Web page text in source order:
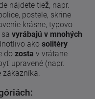
nájdete tiež, napr.
postele, skrine
krásne, typovo
vyrábajú v mnohých
ako solitéry
do zosta v vrátane
upravené (napr.
zákazníka.